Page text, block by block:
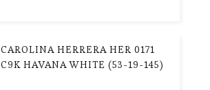
CAROLINA HERRERA HER 0171
C9K HAVANA WHITE (53-19-145)